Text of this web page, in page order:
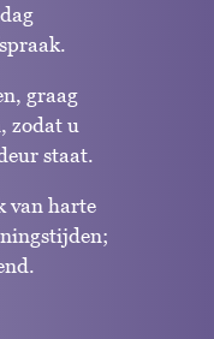
graag
zodat u
staat.
van harte